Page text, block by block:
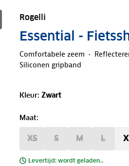
Rogelli
Essential -
Comfortabele zeem
Siliconen gripband
Kleur: Zwart
Maat:
XS S M L
Levertijd: wordt geladen..